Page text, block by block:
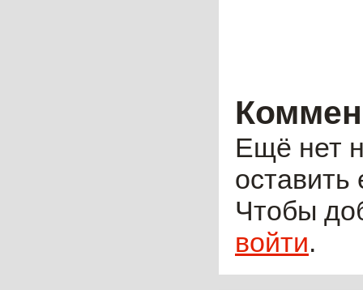
Ещё нет
оставить
Чтобы
войти.